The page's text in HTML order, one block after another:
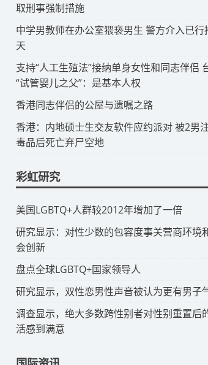
取刑事强制措施
中学男教师在办公室猥亵男生 警方介入已行
天
支持“人工生殖法”接纳单身女性和同志伴侣
“试管婴儿之父”：是基本人权
​香港同志伴侣的公屋与遗嘱之路
香港：内地硕士生交友软件应约派对 被2男
毒品后死亡弃尸空地
彩虹研究
​美国LGBTQ+人群较2012年增加了一倍
研究显示：对性少数的包容度事关营商环境
会创新
​盘点全球LGBTQ+国家领导人
研究显示，双性恋男性声音被认为更有男子
调查显示，绝大多数跨性别者对性别重置后
活感到满意